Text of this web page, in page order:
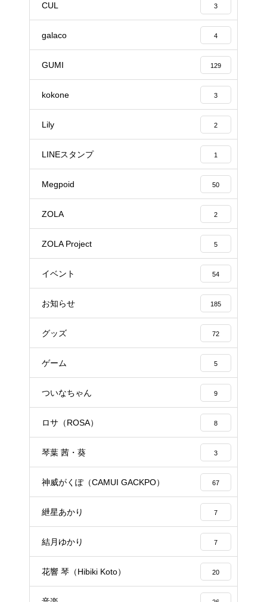
CUL 3
galaco 4
GUMI 129
kokone 3
Lily 2
LINEスタンプ 1
Megpoid 50
ZOLA 2
ZOLA Project 5
イベント 54
お知らせ 185
グッズ 72
ゲーム 5
ついなちゃん 9
ロサ（ROSA） 8
琴葉 茜・葵 3
神威がくぽ（CAMUI GACKPO） 67
紲星あかり 7
結月ゆかり 7
花響 琴（Hibiki Koto） 20